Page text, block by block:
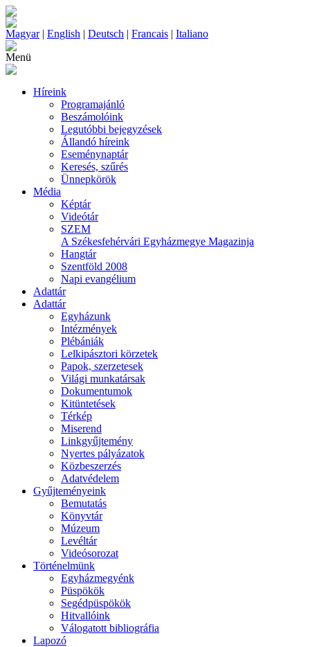
Magyar| English | Deutsch | Francais | Italiano
Menü
Híreink
Programajánló
Beszámolóink
Legutóbbi bejegyzések
Állandó híreink
Eseménynaptár
Keresés, szűrés
Ünnepkörök
Média
Képtár
Videótár
SZEM
A Székesfehérvári Egyházmegye Magazinja
Hangtár
Szentföld 2008
Napi evangélium
Adattár
Adattár
Egyházunk
Intézmények
Plébániák
Lelkipásztori körzetek
Papok, szerzetesek
Világi munkatársak
Dokumentumok
Kitüntetések
Térkép
Miserend
Linkgyűjtemény
Nyertes pályázatok
Közbeszerzés
Adatvédelem
Gyűjteményeink
Bemutatás
Könyvtár
Múzeum
Levéltár
Videósorozat
Történelmünk
Egyházmegyénk
Püspökök
Segédpüspökök
Hitvallóink
Válogatott bibliográfia
Lapozó